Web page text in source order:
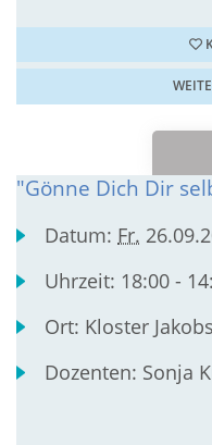
"Gönne Dich Dir
Datum: Fr.
Uhrzeit: 18:00 -
Ort: Kloster
Dozenten: Sonja